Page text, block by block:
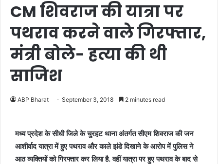
CM शिवराज की यात्रा पर
पथराव करने वाले गिरफ्तार,
मंत्री बोले- हत्या की थी
साजिश
ABP Bharat September 3, 2018 2 minutes read
मध्य प्रदेश के सीधी जिले के चुरहट थाना अंतर्गत सीएम शिवराज की जन
आशीर्वाद यात्रा में हुए पथराव और काले झंडे दिखाने के आरोप में पुलिस ने
आठ व्यक्तियों को गिरफ्तार कर लिया है. वहीं यात्रा पर हुए पथराव के बाद से